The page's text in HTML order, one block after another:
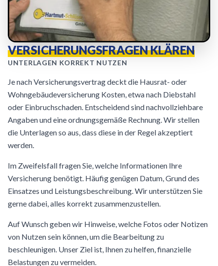
VERSICHERUNGSFRAGEN KLÄREN
UNTERLAGEN KORREKT NUTZEN
Je nach Versicherungsvertrag deckt die Hausrat- oder
Wohngebäudeversicherung Kosten, etwa nach Diebstahl
oder Einbruchschaden. Entscheidend sind nachvollziehbare
Angaben und eine ordnungsgemäße Rechnung. Wir stellen
die Unterlagen so aus, dass diese in der Regel akzeptiert
werden.
Im Zweifelsfall fragen Sie, welche Informationen Ihre
Versicherung benötigt. Häufig genügen Datum, Grund des
Einsatzes und Leistungsbeschreibung. Wir unterstützen Sie
gerne dabei, alles korrekt zusammenzustellen.
Auf Wunsch geben wir Hinweise, welche Fotos oder Notizen
von Nutzen sein können, um die Bearbeitung zu
beschleunigen. Unser Ziel ist, Ihnen zu helfen, finanzielle
Belastungen zu vermeiden.